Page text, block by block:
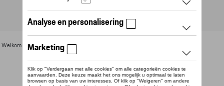
Welkom >Voor u >Textiel >